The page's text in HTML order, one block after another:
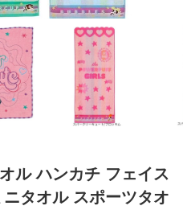
ル ハンカチ フェイス
タオル スポーツタオ